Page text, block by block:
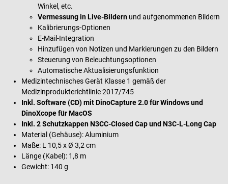
Winkel, etc.
Vermessung in Live-Bildern und aufgenommenen Bildern
Kalibrierungs-Optionen
E-Mail-Integration
Hinzufügen von Notizen und Markierungen zu den Bildern
Steuerung von Beleuchtungsoptionen
Automatische Aktualisierungsfunktion
Medizintechnisches Gerät Klasse 1 gemäß der
Medizinprodukterichtlinie 2017/745
Inkl. Software (CD) mit DinoCapture 2.0 für Windows und
DinoXcope für MacOS
Inkl. 2 Schutzkappen N3CC-Closed Cap und N3C-L-Long Cap
Material (Gehäuse): Aluminium
Maße: L 10,5 x Ø 3,2 cm
Länge (Kabel): 1,8 m
Gewicht: 140 g